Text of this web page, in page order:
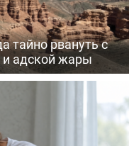
тайно рвануть с
и адской жары